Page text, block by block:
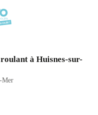
à Huisnes-sur-
Mer